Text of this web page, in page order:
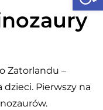
Zatorlandu –
Pierwszy na